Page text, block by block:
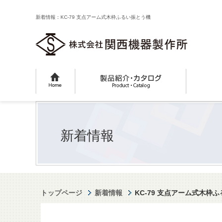
新着情報：KC-79 支点アーム式木枠ふるい振とう機
新着情報
トップページ 新着情報 KC-79 支点アーム式木枠ふ